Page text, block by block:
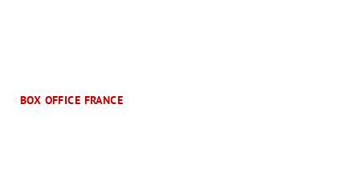
BOX OFFICE FRANCE